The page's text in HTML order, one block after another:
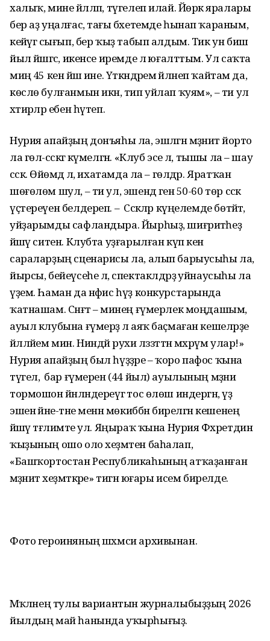
халыҡ, мине йәлләп, түгелеп илай. Йөрәк яралары
бер аҙ уңалғас, тағы бәхетемде һынап ҡараным,
кейәүгә сығып, бер ҡыҙ табып алдым. Тик ун биш
йыл йәшәгәс, икенсе иремде лә юғалттым. Ул саҡта
миңә 45 кенә йәш ине. Үткәндәремә әйләнеп ҡайтам да,
көслө булғанмын икән, тип уйлап ҡуям», – ти ул
хәтирәләр ебен һүтеп.
Нурия апайҙың донъяһы ла, эшләгән мәҙәниәт йорто
ла гөл-сәскәгә күмелгән. «Клуб эсе лә, тышы ла – шау
сәскә. Өйөмдә лә, ихатамда ла – гөлдәр. Яратҡан
шөғөлөм шул, – ти ул, эшендә генә 50-60 төр сәскә
үҫтереүен белдереп. – Сәскәләр күңелемде бөтәйтә,
уйҙарымды сафландыра. Йырһыҙ, шиғриәтһеҙ
йәшәү ситен. Клубта уҙғарылған күп кенә
сараларҙың сценарисы ла, алып барыусыһы ла,
йырсы, бейеүсеһе лә, спектаклдәрҙә уйнаусыһы ла
үҙем. Һаман да нәфис һүҙ конкурстарында
ҡатнашам. Сәнғәт – минең ғүмерлек моңдашым,
ауыл клубына ғүмерҙә лә аяҡ баҫмаған кешеләрҙе
йәлләйем мин. Ниндәй рухи ләззәттән мәхрүм улар!»
Нурия апайҙың был һүҙҙәре – ҡоро пафос ҡына
түгел, ә бар ғүмерен (44 йыл) ауылының мәҙәни
тормошон йәнләндереүгә тос өлөш индергән, үҙ
эшенә йәне-тәне менән мөкиббән бирелгән кешенең
йәшәү тәғлимәте ул. Яңыраҡ ҡына Нурия Фәхретдин
ҡыҙының ошо оло хеҙмәтен баһалап,
«Башҡортостан Республикаһының атҡаҙанған
мәҙәниәт хеҙмәткәре» тигән юғары исем бирелде.
Фото героиняның шәхмси архивынан.
Мәҡәләнең тулы вариантын журналыбыҙҙың 2026
йылдың май һанында уҡырһығыҙ.